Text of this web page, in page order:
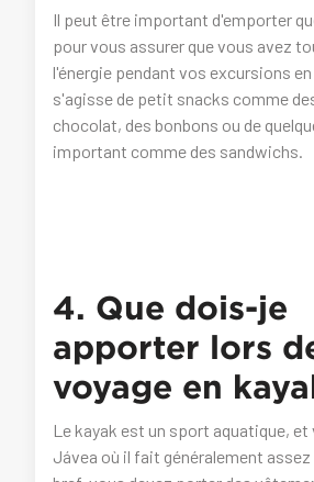
Il peut être important d'emporter
pour vous assurer que vous avez
l'énergie pendant vos excursions en
s'agisse de petit snacks comme
chocolat, des bonbons ou de
important comme des sandwichs.
4. Que dois-je
apporter lors
voyage en
Le kayak est un sport aquatique, et
Jávea où il fait généralement assez